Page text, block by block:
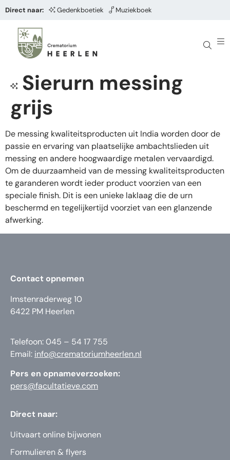
Direct naar: Gedenkboetiek Muziekboek
Sierurn messing
grijs
De messing kwaliteitsproducten uit India worden door de
passie en ervaring van plaatselijke ambachtslieden uit
messing en andere hoogwaardige metalen vervaardigd.
Om de duurzaamheid van de messing kwaliteitsproducten
te garanderen wordt ieder product voorzien van een
speciale finish. Dit is een unieke laklaag die de urn
beschermd en tegelijkertijd voorziet van een glanzende
afwerking.
Contact opnemen
Imstenraderweg 10
6422 PM Heerlen
Telefoon: 045 – 54 17 755
Email: info@crematoriumheerlen.nl
Pers en opnameverzoeken:
pers@facultatieve.com
Direct naar:
Uitvaart online bijwonen
Formulieren & flyers